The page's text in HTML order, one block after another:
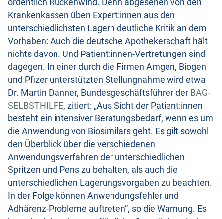
ordentlich Rückenwind. Denn abgesehen von den
Krankenkassen üben Expert:innen aus den
unterschiedlichsten Lagern deutliche Kritik an dem
Vorhaben: Auch die deutsche Apothekerschaft hält
nichts davon. Und Patient:innen-Vertretungen sind
dagegen. In einer durch die Firmen Amgen, Biogen
und Pfizer unterstützten Stellungnahme wird etwa
Dr. Martin Danner, Bundesgeschäftsführer der BAG-
SELBSTHILFE, zitiert: „Aus Sicht der Patient:innen
besteht ein intensiver Beratungsbedarf, wenn es um
die Anwendung von Biosimilars geht. Es gilt sowohl
den Überblick über die verschiedenen
Anwendungsverfahren der unterschiedlichen
Spritzen und Pens zu behalten, als auch die
unterschiedlichen Lagerungsvorgaben zu beachten.
In der Folge können Anwendungsfehler und
Adhärenz-Probleme auftreten“, so die Warnung. Es